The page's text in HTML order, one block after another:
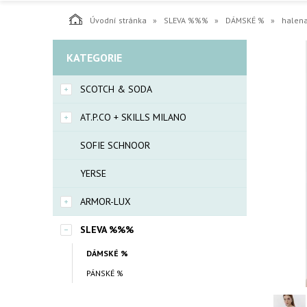
Úvodní stránka SLEVA %%% DÁMSKÉ %
KATEGORIE
SCOTCH & SODA
AT.P.CO + SKILLS MILANO
SOFIE SCHNOOR
YERSE
ARMOR-LUX
SLEVA %%%
DÁMSKÉ %
PÁNSKÉ %